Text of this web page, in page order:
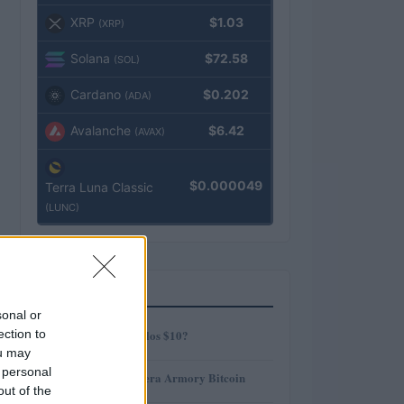
or
to
may
of the
XRP (XRP) $1.03
Solana (SOL) $72.58
Cardano (ADA) $0.202
Avalanche (AVAX) $6.42
Terra Luna Classic
(LUNC)
$0.000049
1 ¿AMP alcanzará los $10?
2 Revisión de billetera Armory Bitcoin